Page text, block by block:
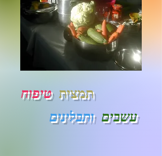
תמציתטיפוח
עשבים ותבלינים